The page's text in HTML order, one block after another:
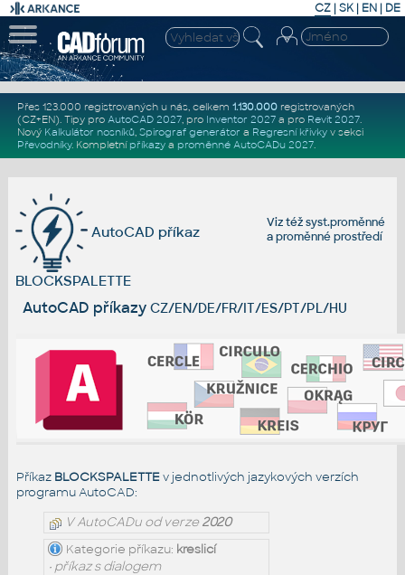
CZ | SK| EN | DE
Přes 123.000 registrovaných u nás, celkem 1.130.000registrovaných
(CZ+EN). Tipy pro AutoCAD 2027, pro Inventor 2027a pro Revit 2027.
Nový Kalkulátor nosníků, Spirograf generátor a Regresní křivkyv sekci
Převodníky. Kompletní příkazya proměnné AutoCADu 2027.
Viz téžsyst.proměnné
aproměnné prostředí
AutoCAD příkaz
BLOCKSPALETTE
AutoCAD příkazy CZ/EN/DE/FR/IT/ES/PT/PL/HU
Příkaz BLOCKSPALETTEv jednotlivých jazykových verzích
programu AutoCAD:
V AutoCADu od verze2020
Kategorie příkazu: kreslicí
• příkaz s dialogem